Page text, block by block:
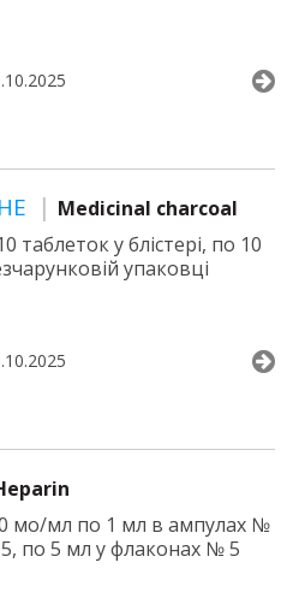
Medicinal charcoal
таблеток у блістері, по 10
упаковці
мо/мл по 1 мл в ампулах №
по 5 мл у флаконах № 5